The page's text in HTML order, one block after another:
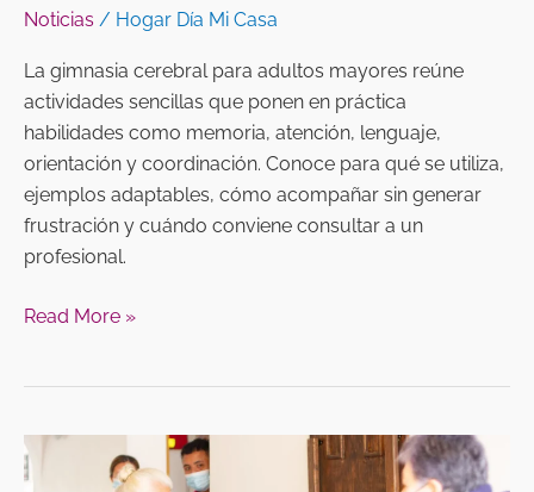
Noticias / Hogar Día Mi Casa
La gimnasia cerebral para adultos mayores reúne
actividades sencillas que ponen en práctica
habilidades como memoria, atención, lenguaje,
orientación y coordinación. Conoce para qué se utiliza,
ejemplos adaptables, cómo acompañar sin generar
frustración y cuándo conviene consultar a un
profesional.
Read More »
Cómo
adaptarse